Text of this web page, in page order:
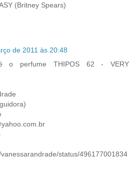
(Britney Spears)
de 2011 às 20:48
o perfume THIPOS 62 - VERY
status/496177001834